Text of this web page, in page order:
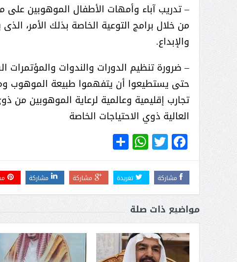
– تدريب آباء وأمهات الأطفال الموهوبين على
من خلال برامج التوعية الخاصة بذلك الأمر،
والإبداع.
– ضرورة تنظيم الدورات والندوات
حتى يستطيعوا أن يتفهموا طبيعة الموهوب
تجارب إقليمية وعالمية لرعاية الموهوبين
العالية ذوي الاحتياجات الخاصة
Facebook
Twitter
WhatsApp
مشاركة تغريدة مشاركة مشاركة
مواضيع ذات صلة